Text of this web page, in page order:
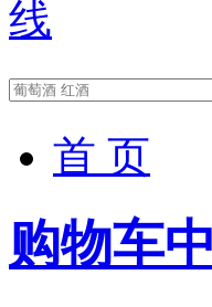
首 页
购物车